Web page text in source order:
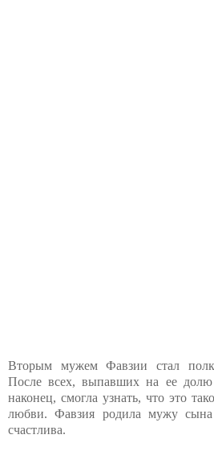
Вторым мужем Фавзии стал
После всех, выпавших на ее долю
наконец, смогла узнать, что это
любви. Фавзия родила мужу
счастлива.